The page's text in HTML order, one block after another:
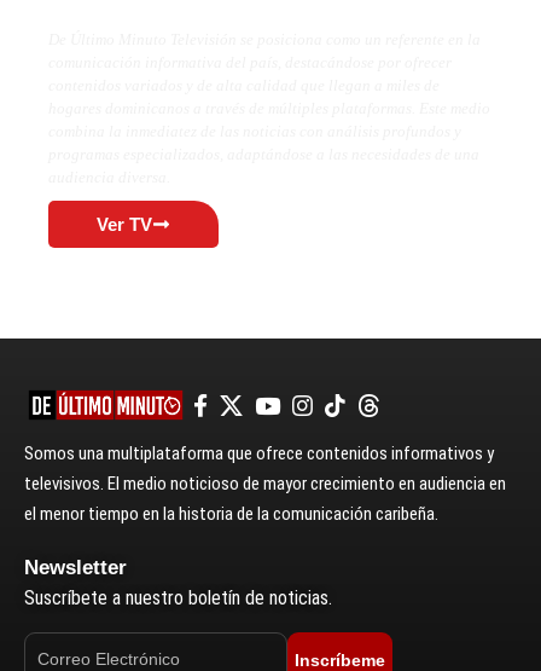
Ver TV
Somos una multiplataforma que ofrece contenidos informativos y
televisivos. El medio noticioso de mayor crecimiento en audiencia en
el menor tiempo en la historia de la comunicación caribeña.
Newsletter
Suscríbete a nuestro boletín de noticias.
Inscríbeme